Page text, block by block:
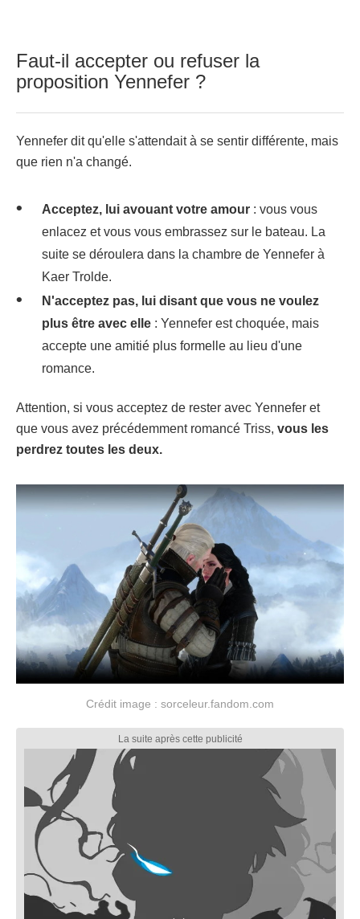
Faut-il accepter ou refuser la
proposition Yennefer ?
Yennefer dit qu'elle s'attendait à se sentir différente, mais
que rien n'a changé.
Acceptez, lui avouant votre amour : vous vous
enlacez et vous vous embrassez sur le bateau. La
suite se déroulera dans la chambre de Yennefer à
Kaer Trolde.
N'acceptez pas, lui disant que vous ne voulez
plus être avec elle : Yennefer est choquée, mais
accepte une amitié plus formelle au lieu d'une
romance.
Attention, si vous acceptez de rester avec Yennefer et
que vous avez précédemment romancé Triss, vous les
perdrez toutes les deux.
Crédit image : sorceleur.fandom.com